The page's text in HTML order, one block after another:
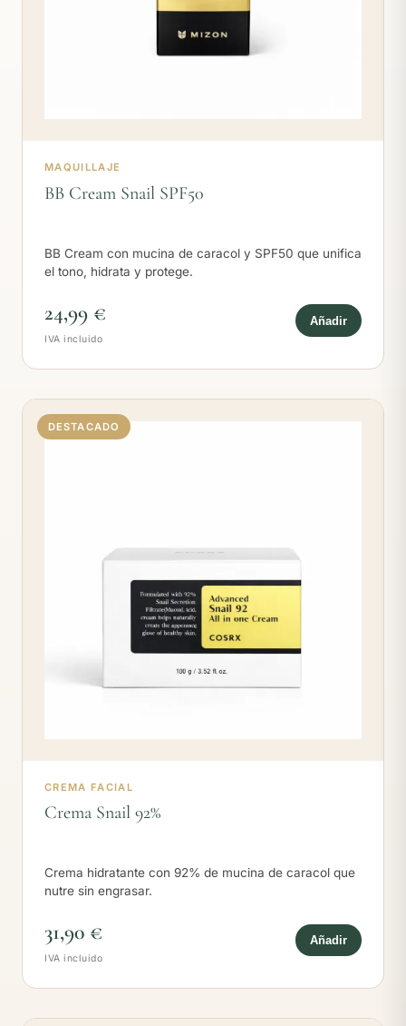
MAQUILLAJE
BB Cream Snail SPF50
BB Cream con mucina de caracol y SPF50 que unifica
el tono, hidrata y protege.
24,99 €
IVA incluido
Añadir
DESTACADO
CREMA FACIAL
Crema Snail 92%
Crema hidratante con 92% de mucina de caracol que
nutre sin engrasar.
31,90 €
IVA incluido
Añadir